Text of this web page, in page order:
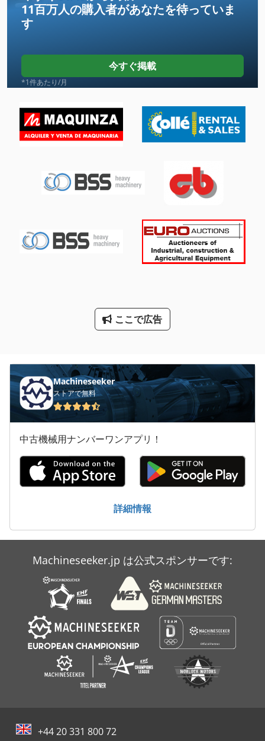
Kgs 1670
Ls 703
Meh 5 2 1 8 B
Ng 200
その他
その他 の アクセサリー
工業用ミシン
歯車研削盤
11百万人の購入者があなたを待っていま
す
今すぐ掲載
*1件あたり/月
ここで広告
Machineseeker
ストアで無料
中古機械用ナンバーワンアプリ！
詳細情報
Machineseeker.jp は公式スポンサーです:
+44 20 331 800 72